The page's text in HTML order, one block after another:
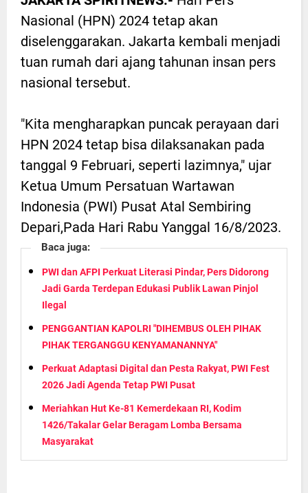
Nasional (HPN) 2024 tetap akan
diselenggarakan. Jakarta kembali menjadi
tuan rumah dari ajang tahunan insan pers
nasional tersebut.
"Kita mengharapkan puncak perayaan dari
HPN 2024 tetap bisa dilaksanakan pada
tanggal 9 Februari, seperti lazimnya," ujar
Ketua Umum Persatuan Wartawan
Indonesia (PWI) Pusat Atal Sembiring
Depari,Pada Hari Rabu Yanggal 16/8/2023.
Baca juga:
PWI dan AFPI Perkuat Literasi Pindar, Pers Didorong
Jadi Garda Terdepan Edukasi Publik Lawan Pinjol
Ilegal
PENGGANTIAN KAPOLRI "DIHEMBUS OLEH PIHAK
PIHAK TERGANGGU KENYAMANANNYA"
Perkuat Adaptasi Digital dan Pesta Rakyat, PWI Fest
2026 Jadi Agenda Tetap PWI Pusat
Meriahkan Hut Ke-81 Kemerdekaan RI, Kodim
1426/Takalar Gelar Beragam Lomba Bersama
Masyarakat